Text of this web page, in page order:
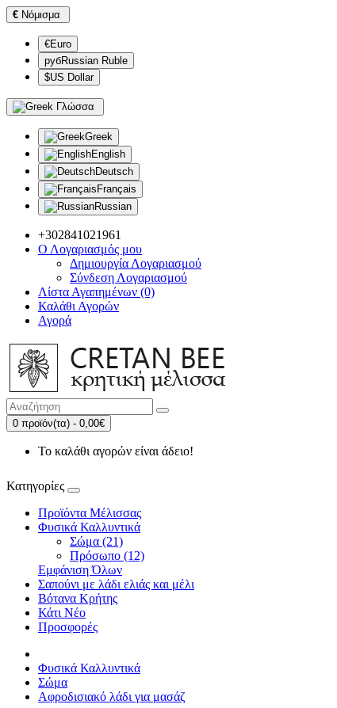
€ Νόμισμα
€Euro
рубRussian Ruble
$US Dollar
Γλώσσα
Greek
English
Deutsch
Français
Russian
+302841021961
Ο Λογαριασμός μου
Δημιουργία Λογαριασμού
Σύνδεση Λογαριασμού
Λίστα Αγαπημένων (0)
Καλάθι Αγορών
Αγορά
0 προϊόν(τα) - 0,00€
Το καλάθι αγορών είναι άδειο!
Κατηγορίες
Προϊόντα Μέλισσας
Φυσικά Καλλυντικά
Σώμα (21)
Πρόσωπο (12)
Εμφάνιση Όλων
Σαπούνι με λάδι ελιάς και μέλι
Βότανα Κρήτης
Κάτι Νέο
Προσφορές
Φυσικά Καλλυντικά
Σώμα
Αφροδισιακό λάδι για μασάζ